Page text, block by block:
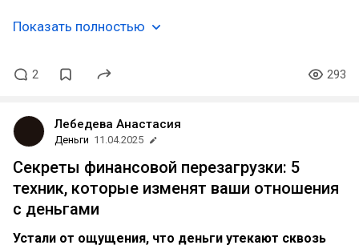
Показать полностью
2 293
Лебедева Анастасия
Деньги 11.04.2025
Секреты финансовой перезагрузки: 5
техник, которые изменят ваши отношения
с деньгами
Устали от ощущения, что деньги утекают сквозь